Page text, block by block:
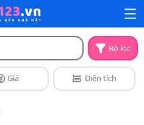
Bộ lọc
Giá Diện tích